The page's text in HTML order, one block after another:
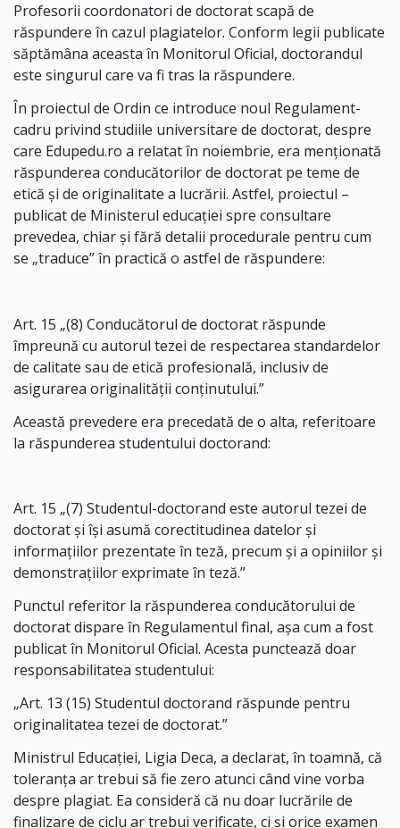
Profesorii coordonatori de doctorat scapă de
răspundere în cazul plagiatelor. Conform legii publicate
săptămâna aceasta în Monitorul Oficial, doctorandul
este singurul care va fi tras la răspundere.
În proiectul de Ordin ce introduce noul Regulament-
cadru privind studiile universitare de doctorat, despre
care Edupedu.ro a relatat în noiembrie, era menționată
răspunderea conducătorilor de doctorat pe teme de
etică și de originalitate a lucrării. Astfel, proiectul –
publicat de Ministerul educației spre consultare
prevedea, chiar și fără detalii procedurale pentru cum
se „traduce” în practică o astfel de răspundere:
Art. 15 „(8) Conducătorul de doctorat răspunde
împreună cu autorul tezei de respectarea standardelor
de calitate sau de etică profesională, inclusiv de
asigurarea originalității conținutului.”
Această prevedere era precedată de o alta, referitoare
la răspunderea studentului doctorand:
Art. 15 „(7) Studentul-doctorand este autorul tezei de
doctorat și își asumă corectitudinea datelor și
informațiilor prezentate în teză, precum și a opiniilor și
demonstrațiilor exprimate în teză.”
Punctul referitor la răspunderea conducătorului de
doctorat dispare în Regulamentul final, așa cum a fost
publicat în Monitorul Oficial. Acesta punctează doar
responsabilitatea studentului:
„Art. 13 (15) Studentul doctorand răspunde pentru
originalitatea tezei de doctorat.”
Ministrul Educaţiei, Ligia Deca, a declarat, în toamnă, că
toleranţa ar trebui să fie zero atunci când vine vorba
despre plagiat. Ea consideră că nu doar lucrările de
finalizare de ciclu ar trebui verificate, ci şi orice examen